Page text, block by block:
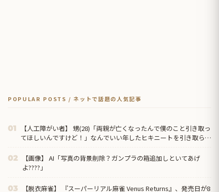
POPULAR POSTS / ネットで話題の人気記事
01
【人工障がい者】 甥(28)「両親が亡くなったんで僕のこと引き取っ
てほしいんですけど！」なんでいい年したヒキニートを引き取らな
02
【画像】 AI「写真の背景削除？ガンプラの箱追加しといてあげ
よ????」
03 【脱衣麻雀】 『スーパーリアル麻雀 Venus Returns』、発売日が8